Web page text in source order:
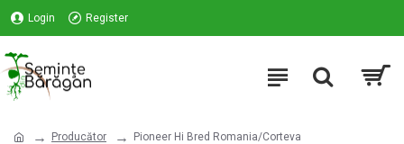
Login Register
Producător Pioneer Hi Bred Romania/Corteva